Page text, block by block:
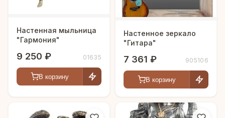
Настенная мыльница
"Гармония"
9 250 ₽ 01635
В корзину
Настенное зеркало
"Гитара"
7 361 ₽ 905106
В корзину